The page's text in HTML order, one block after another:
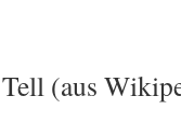
(aus